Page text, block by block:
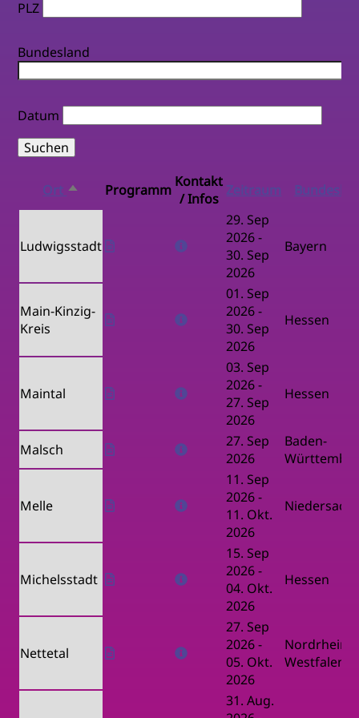
PLZ
Bundesland
Datum
Ort Absteigend
sortieren
Programm Kontakt
/ Infos Zeitraum
Ludwigsstadt
29. Sep
2026 -
30. Sep
2026
Bayern
Main-Kinzig-
Kreis
01. Sep
2026 -
30. Sep
2026
Hessen
Maintal
03. Sep
2026 -
27. Sep
2026
Hessen
Malsch
27. Sep
2026
Baden-
Melle
11. Sep
2026 -
11. Okt.
2026
Michelsstadt
15. Sep
2026 -
04. Okt.
2026
Hessen
Nettetal
27. Sep
2026 -
05. Okt.
2026
Nordrhein-
Westfalen
31. Aug.